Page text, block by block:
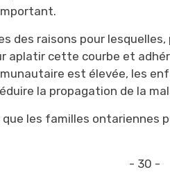
des raisons pour
aplatir cette courbe et
est élevée, les
la propagation de la
les familles ontariennes
- 30 -